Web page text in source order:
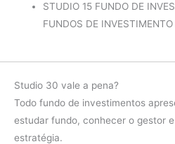
STUDIO 15 FUNDO DE
FUNDOS DE INVESTIMENTO
Studio 30 vale a pena?
Todo fundo de investimentos
estudar fundo, conhecer o gestor
estratégia.